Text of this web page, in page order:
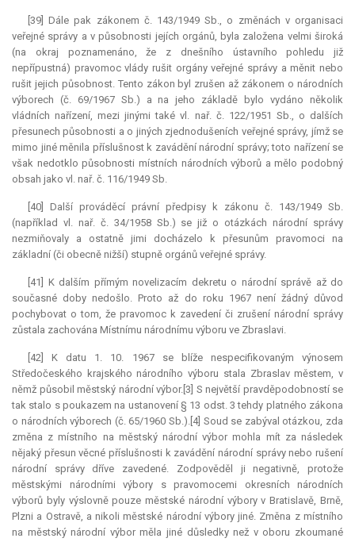
[39] Dále pak zákonem č. 143/1949 Sb., o změnách v organisaci
veřejné správy a v působnosti jejích orgánů, byla založena velmi široká
(na okraj poznamenáno, že z dnešního ústavního pohledu již
nepřípustná) pravomoc vlády rušit orgány veřejné správy a měnit nebo
rušit jejich působnost. Tento zákon byl zrušen až zákonem o národních
výborech (č. 69/1967 Sb.) a na jeho základě bylo vydáno několik
vládních nařízení, mezi jinými také vl. nař. č. 122/1951 Sb., o dalších
přesunech působnosti a o jiných zjednodušeních veřejné správy, jímž se
mimo jiné měnila příslušnost k zavádění národní správy; toto nařízení se
však nedotklo působnosti místních národních výborů a mělo podobný
obsah jako vl. nař. č. 116/1949 Sb.
[40] Další prováděcí právní předpisy k zákonu č. 143/1949 Sb.
(například vl. nař. č. 34/1958 Sb.) se již o otázkách národní správy
nezmiňovaly a ostatně jimi docházelo k přesunům pravomoci na
základní (či obecně nižší) stupně orgánů veřejné správy.
[41] K dalším přímým novelizacím dekretu o národní správě až do
současné doby nedošlo. Proto až do roku 1967 není žádný důvod
pochybovat o tom, že pravomoc k zavedení či zrušení národní správy
zůstala zachována Místnímu národnímu výboru ve Zbraslavi.
[42] K datu 1. 10. 1967 se blíže nespecifikovaným výnosem
Středočeského krajského národního výboru stala Zbraslav městem, v
němž působil městský národní výbor.[3] S největší pravděpodobností se
tak stalo s poukazem na ustanovení § 13 odst. 3 tehdy platného zákona
o národních výborech (č. 65/1960 Sb.).[4] Soud se zabýval otázkou, zda
změna z místního na městský národní výbor mohla mít za následek
nějaký přesun věcné příslušnosti k zavádění národní správy nebo rušení
národní správy dříve zavedené. Zodpověděl ji negativně, protože
městskými národními výbory s pravomocemi okresních národních
výborů byly výslovně pouze městské národní výbory v Bratislavě, Brně,
Plzni a Ostravě, a nikoli městské národní výbory jiné. Změna z místního
na městský národní výbor měla jiné důsledky než v oboru zkoumané